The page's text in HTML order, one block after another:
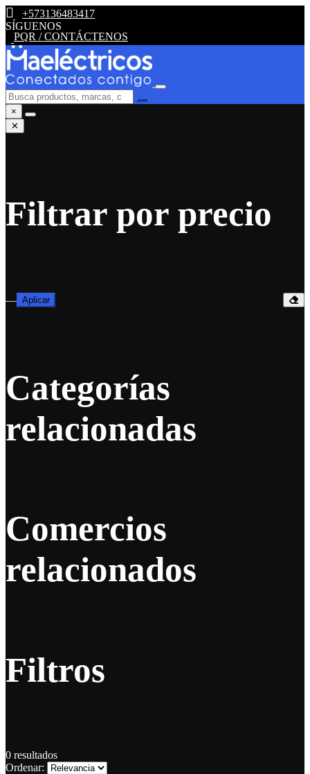
+573136483417
SÍGUENOS
PQR / CONTÁCTENOS
×
✕
Filtrar por precio
— Aplicar
Categorías
relacionadas
Comercios
relacionados
Filtros
0 resultados
Ordenar: